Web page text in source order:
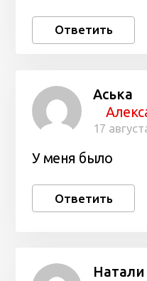
Ответить
Аська
17
У меня было
Ответить
Натали